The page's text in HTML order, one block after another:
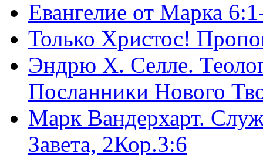
Евангелие от Марка
Только Христос!
Эндрю Х. Селле.
Посланники Нового
Марк Вандерхарт.
Завета, 2Кор.3:6